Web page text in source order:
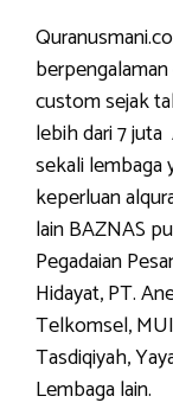
custom sejak
lebih dari 7
sekali lembaga
keperluan
lain BAZNAS
Pegadaian
Hidayat, PT.
Telkomsel,
Tasdiqiyah,
Lembaga lain.